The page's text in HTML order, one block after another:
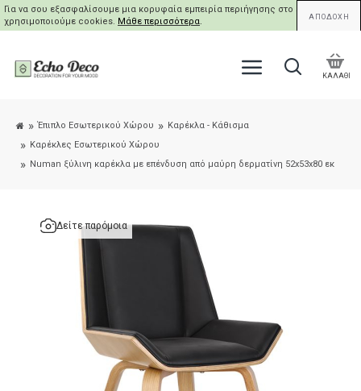
Για να σου εξασφαλίσουμε μια κορυφαία εμπειρία περιήγησης στο site μας,
χρησιμοποιούμε cookies. Μάθε περισσότερα. ΑΠΟΔΟΧΗ
ΚΑΛΑΘΙ
Έπιπλο Εσωτερικού Χώρου
Καρέκλα - Κάθισμα
Καρέκλες Εσωτερικού Χώρου
Numan ξύλινη καρέκλα με επένδυση από μαύρη δερματίνη 52x53x80 εκ
Δείτε παρόμοια